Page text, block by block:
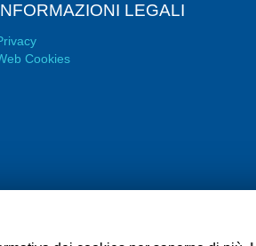
LEGALI
Cookies